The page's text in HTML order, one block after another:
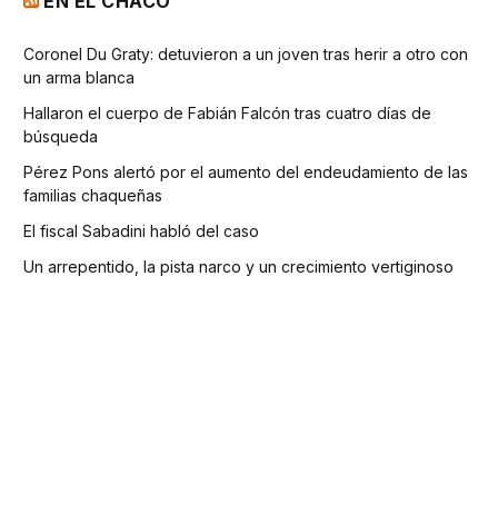
Coronel Du Graty: detuvieron a un joven tras herir a otro con
un arma blanca
Hallaron el cuerpo de Fabián Falcón tras cuatro días de
búsqueda
Pérez Pons alertó por el aumento del endeudamiento de las
familias chaqueñas
El fiscal Sabadini habló del caso
Un arrepentido, la pista narco y un crecimiento vertiginoso